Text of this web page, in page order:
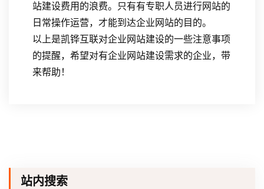
站建设费用的浪费。只有有专职人员进行网站的
日常操作运营，才能到达企业网站的目的。
以上是凯铧互联对企业网站建设的一些注意事项
的提醒，希望对有企业网站建设需求的企业，带
来帮助！
站内搜索